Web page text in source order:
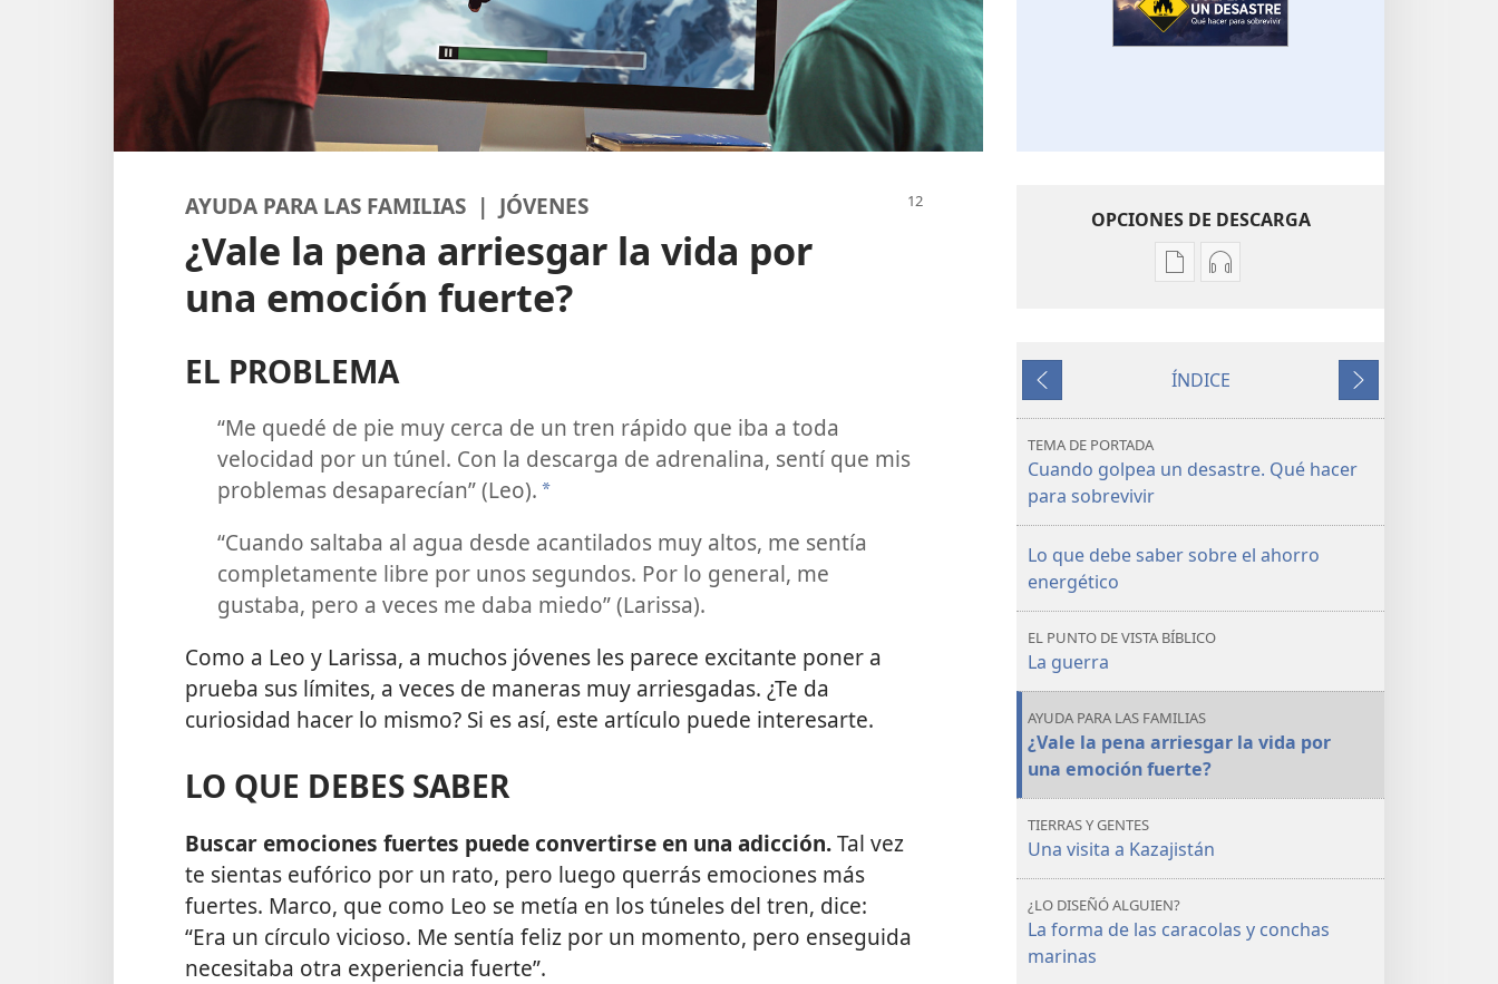
AYUDA PARA LAS FAMILIAS | JÓVENES
¿Vale la pena arriesgar la vida por
una emoción fuerte?
EL PROBLEMA
“Me quedé de pie muy cerca de un tren rápido que iba a toda
velocidad por un túnel. Con la descarga de adrenalina, sentí que mis
problemas desaparecían” (Leo). a
“Cuando saltaba al agua desde acantilados muy altos, me sentía
completamente libre por unos segundos. Por lo general, me
gustaba, pero a veces me daba miedo” (Larissa).
Como a Leo y Larissa, a muchos jóvenes les parece excitante poner a
prueba sus límites, a veces de maneras muy arriesgadas. ¿Te da
curiosidad hacer lo mismo? Si es así, este artículo puede interesarte.
LO QUE DEBES SABER
Buscar emociones fuertes puede convertirse en una adicción.Tal vez
te sientas eufórico por un rato, pero luego querrás emociones más
fuertes. Marco, que como Leo se metía en los túneles del tren, dice:
“Era un círculo vicioso. Me sentía feliz por un momento, pero enseguida
necesitaba otra experiencia fuerte”.
OPCIONES DE DESCARGA
Opciones
publicaciones
golpea
Qué
hacer
Opciones
audio
golpea
Qué
hacer
Anterior
ÍNDICE
Siguiente
TEMA DE PORTADA
Cuando golpea un desastre. Qué hacer
para sobrevivir
Lo que debe saber sobre el ahorro
energético
EL PUNTO DE VISTA BÍBLICO
La guerra
AYUDA PARA LAS FAMILIAS
¿Vale la pena arriesgar la vida por
una emoción fuerte?
TIERRAS Y GENTES
Una visita a Kazajistán
¿LO DISEÑÓ ALGUIEN?
La forma de las caracolas y conchas
marinas